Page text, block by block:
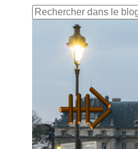
Rechercher